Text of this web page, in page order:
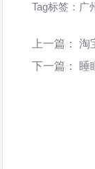
Tag标签： 广
上一篇： 淘
下一篇：
睡